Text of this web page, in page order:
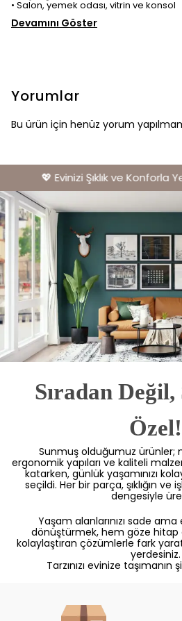
• Salon, yemek odası, vitrin ve konsol
Devamını Göster
Yorumlar
Bu ürün için henüz yorum
💖 Evinizi Şıklık ve Konforla
Sıradan
Özel!
Sunmuş olduğumuz ürünler;
ergonomik yapıları ve kaliteli
katarken, günlük yaşamınızı
seçildi. Her bir parça, şıklığın ve
dengesiyle
Yaşam alanlarınızı sade
dönüştürmek, hem göze hitap
kolaylaştıran çözümlerle fark
yerdesiniz.
Tarzınızı evinize